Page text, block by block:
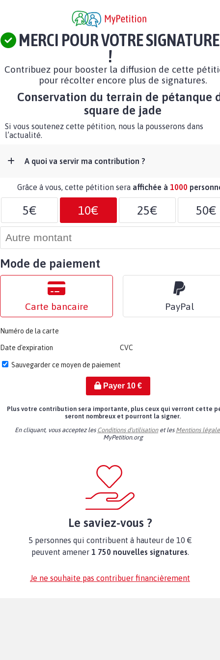
MERCI POUR VOTRE SIGNATURE
!
Contribuez pour booster la diffusion de cette
pour récolter encore plus de signatures.
Conservation du terrain de pétanque
square de jade
Si vous soutenez cette pétition, nous la pousserons dans
l’actualité.
A quoi va servir ma contribution ?
Grâce à vous, cette pétition sera affichée à 1000
5€ 10€ 25€ 50€
Mode de paiement
Carte bancaire PayPal
Numéro de la carte
Date d'expiration CVC
Sauvegarder ce moyen de paiement
Payer 10€
Plus votre contribution sera importante, plus ceux qui verront cette
seront nombreux et pourront la signer.
En cliquant, vous acceptez les Conditions d'utilisationet les Mentions
MyPetition.org
Le saviez-vous ?
5 personnes qui contribuent à hauteur de 10 €
peuvent amener 1 750 nouvelles signatures.
Je ne souhaite pas contribuer financièrement